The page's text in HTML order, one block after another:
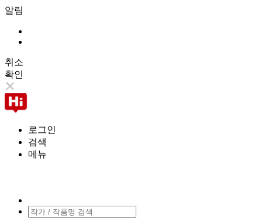
알림
취소
확인
로그인
검색
메뉴